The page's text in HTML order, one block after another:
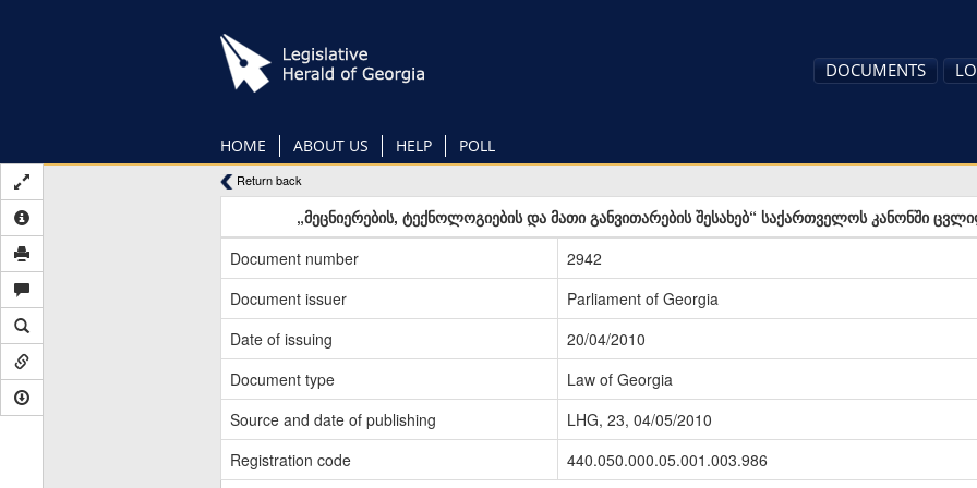
HOME ABOUT US HELP POLL
DOCUMENTS
Return back
„მეცნიერების, ტექნოლოგიების და მათი განვითარების შესახებ“ საქართველოს კანონში
Document number
2942
Document issuer
Parliament of Georgia
Date of issuing
20/04/2010
Document type
Law of Georgia
Source and date of publishing
LHG, 23, 04/05/2010
Registration code
440.050.000.05.001.003.986